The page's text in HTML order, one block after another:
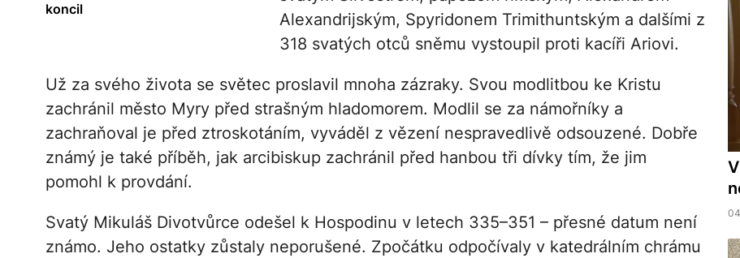
koncil
Alexandrijským, Spyridonem Trimithuntským a dalšími z
318 svatých otců sněmu vystoupil proti kacíři Ariovi.
Už za svého života se světec proslavil mnoha zázraky. Svou modlitbou ke Kristu
zachránil město Myry před strašným hladomorem. Modlil se za námořníky a
zachraňoval je před ztroskotáním, vyváděl z vězení nespravedlivě odsouzené. Dobře
známý je také příběh, jak arcibiskup zachránil před hanbou tři dívky tím, že jim
pomohl k provdání.
Svatý Mikuláš Divotvůrce odešel k Hospodinu v letech 335–351 – přesné datum není
známo. Jeho ostatky zůstaly neporušené. Zpočátku odpočívaly v katedrálním chrámu